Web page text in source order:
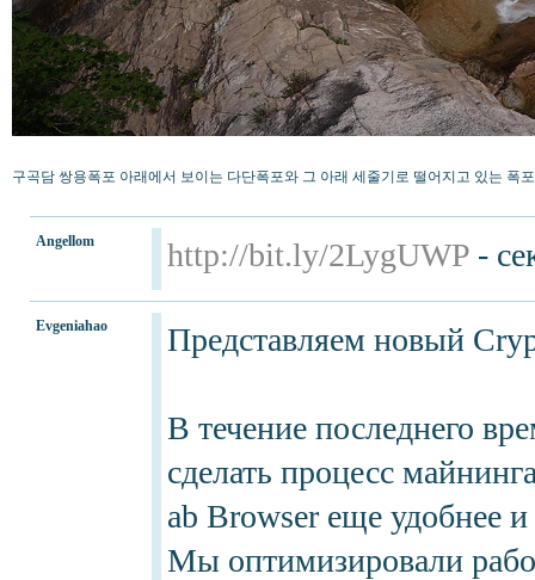
구곡담 쌍용폭포 아래에서 보이는 다단폭포와 그 아래 세줄기로 떨어지고 있는 폭
Angellom http://bit.ly/2LygUWP-
Evgeniahao Представляем новый
В течение последнего
сделать процесс
ab Browser еще удобнее
Мы оптимизировали